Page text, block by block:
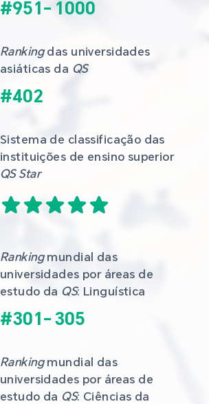
#951- 1000
Ranking das universidades
asiáticas da QS
#402
Sistema de classificação das
instituições de ensino superior
QS Star
Ranking mundial das
universidades por áreas de
estudo da QS: Linguística
#301- 305
Ranking mundial das
universidades por áreas de
estudo da QS: Ciências da